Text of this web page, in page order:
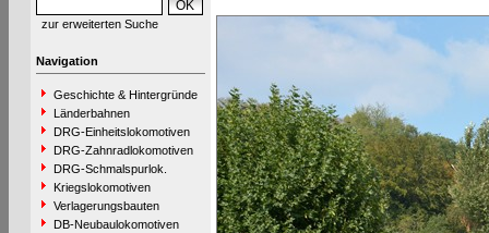
zur erweiterten Suche
Navigation
Geschichte & Hintergründe
Länderbahnen
DRG-Einheitslokomotiven
DRG-Zahnradlokomotiven
DRG-Schmalspurlok.
Kriegslokomotiven
Verlagerungsbauten
DB-Neubaulokomotiven